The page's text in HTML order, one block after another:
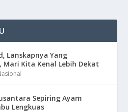
Lanskapnya Yang
Mari Kita Kenal Lebih Dekat
Sepiring Ayam
Lengkuas